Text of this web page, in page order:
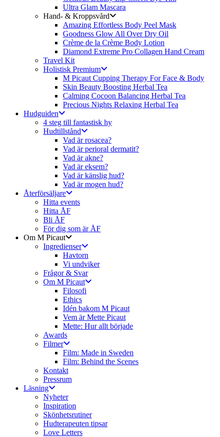
Ultra Glam Mascara
Hand- & Kroppsvård
Amazing Effortless Body Peel Mask
Goodness Glow All Over Dry Oil
Crème de la Crème Body Lotion
Diamond Extreme Pro Collagen Hand Cream
Travel Kit
Holistisk Premium
M Picaut Cupping Therapy For Face & Body
Skin Beauty Boosting Herbal Tea
Calming Cocoon Balancing Herbal Tea
Precious Nights Relaxing Herbal Tea
Hudguiden
4 steg till fantastisk hy
Hudtillstånd
Vad är rosacea?
Vad är perioral dermatit?
Vad är akne?
Vad är eksem?
Vad är känslig hud?
Vad är mogen hud?
Återförsäljare
Hitta events
Hitta ÅF
Bli ÅF
För dig som är ÅF
Om M Picaut
Ingredienser
Havtorn
Vi undviker
Frågor & Svar
Om M Picaut
Filosofi
Ethics
Idén bakom M Picaut
Vem är Mette Picaut
Mette: Hur allt började
Awards
Filmer
Film: Made in Sweden
Film: Behind the Scenes
Kontakt
Pressrum
Läsning
Nyheter
Inspiration
Skönhetsrutiner
Hudterapeuten tipsar
Love Letters